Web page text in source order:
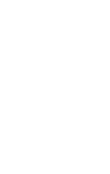
。
ようお願いしま
の共同利用者
をご了承くだ
」に記載されて
はありません。
品に未対応品が
年1月12日よ
ない年数を意
通知します。
取り引きをい
ムロン制御